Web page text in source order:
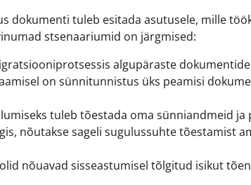
dokumenti tuleb esitada asutusele, mille
stsenaariumid on järgmised:
algupäraste
on sünnitunnistus üks peamisi
tuleb tõestada oma sünniandmeid ja
nõutakse sageli sugulussuhte tõestamist
nõuavad sisseastumisel tõlgitud isikut